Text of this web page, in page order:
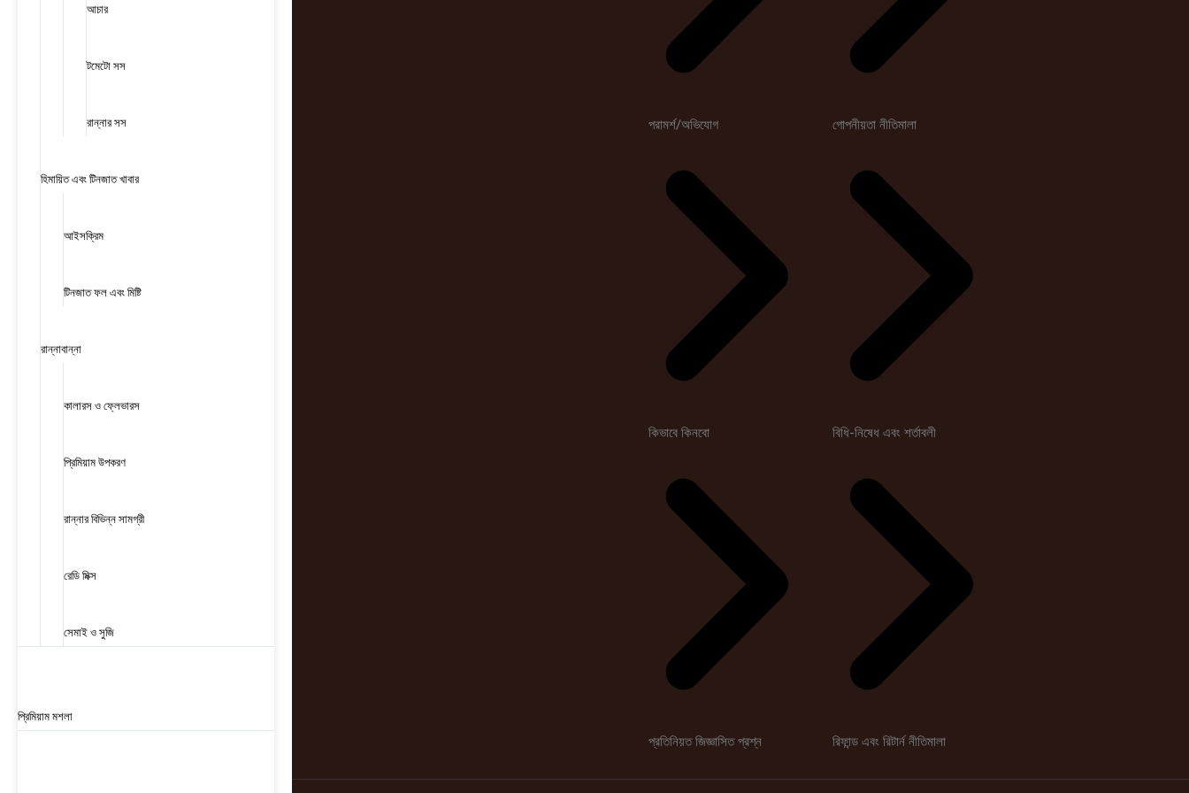
আচার
টমেটো সস
রান্নার সস
হিমায়িত এবং টিনজাত খাবার
আইসক্রিম
টিনজাত ফল এবং মিষ্টি
রান্নাবান্না
কালারস ও ফ্লেভারস
প্রিমিয়াম উপকরণ
রান্নার বিভিন্ন সামগ্রী
রেডি মিক্স
সেমাই ও সুজি
প্রিমিয়াম মশলা
পরামর্শ/অভিযোগ
কিভাবে কিনবো
প্রতিনিয়ত জিজ্ঞাসিত প্রশ্ন
গোপনীয়তা নীতিমালা
বিধি-নিষেধ এবং শর্তাবলী
রিফান্ড এবং রিটার্ন নীতিমালা